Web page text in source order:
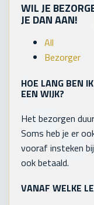
WIL JE
JE DAN AAN!
All
Bezorger
HOE LANG BEN
EEN WIJK?
Het bezorgen
Soms heb je er
vooraf insteken
ook betaald.
VANAF WELKE